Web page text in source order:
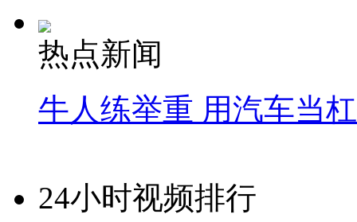
热点新闻
牛人练举重 用汽车当
24小时视频排行